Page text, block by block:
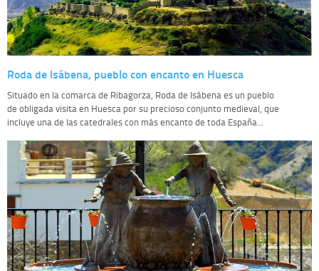
Roda de Isábena, pueblo con encanto en Huesca
Situado en la comarca de Ribagorza, Roda de Isábena es un pueblo
de obligada visita en Huesca por su precioso conjunto medieval, que
incluye una de las catedrales con más encanto de toda España...